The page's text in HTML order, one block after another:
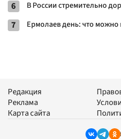
6 В России стремительно
7 Ермолаев день: что можно
Редакция
Реклама
Карта сайта